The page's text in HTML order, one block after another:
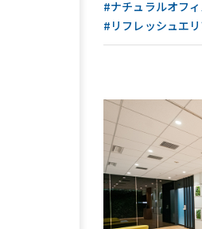
#ナチュラルオフ
#リフレッシュエ